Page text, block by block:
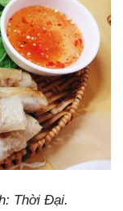
Thời Đại.